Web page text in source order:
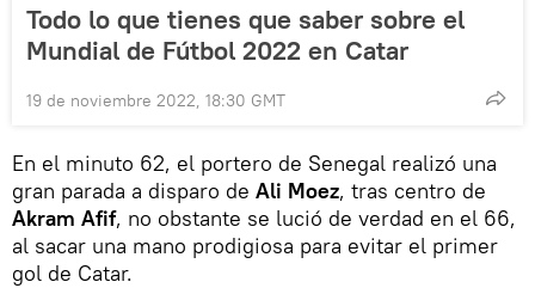
Todo lo que tienes que saber sobre el
Mundial de Fútbol 2022 en Catar
19 de noviembre 2022, 18:30 GMT
En el minuto 62, el portero de Senegal realizó una
gran parada a disparo de Ali Moez, tras centro de
Akram Afif, no obstante se lució de verdad en el 66,
al sacar una mano prodigiosa para evitar el primer
gol de Catar.